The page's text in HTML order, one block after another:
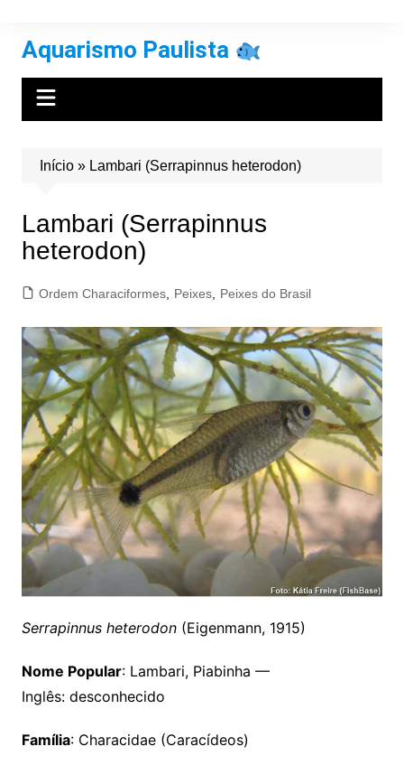
conteúdo
Aquarismo Paulista
Início» Lambari (Serrapinnus heterodon)
Lambari (Serrapinnus
heterodon)
Ordem Characiformes, Peixes, Peixes do Brasil
Serrapinnus heterodon(Eigenmann, 1915)
Nome Popular: Lambari, Piabinha —
Inglês: desconhecido
Família: Characidae (Caracídeos)